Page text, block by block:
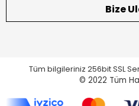
Bize
Tüm bilgileriniz 256bit SSL
© 2022 Tüm